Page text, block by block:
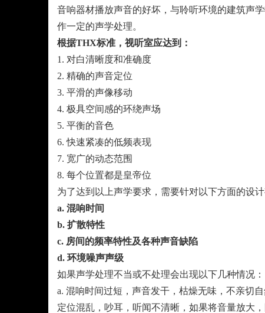
音响器材播放声音的好坏，与聆听环境的建筑声
作一定的声学处理。
根据THX标准，视听室应达到：
1. 对白清晰度和准确度
2. 精确的声音定位
3. 平滑的声像移动
4. 极具空间感的环绕声场
5. 平衡的音色
6. 快速紧凑的低频表现
7. 宽广的动态范围
8. 每个位置都是皇帝位
为了达到以上声学要求，需要针对以下方面的设计
a. 混响时间
b. 扩散特性
c. 房间的频率特性及各种声音缺陷
d. 环境噪声声级
如果声学处理不当或不处理会出现以下几种情况：
a. 混响时间过短，声音发干，枯燥无味，不亲切
定位混乱，吵耳，听闻不清晰，如果将音量放大